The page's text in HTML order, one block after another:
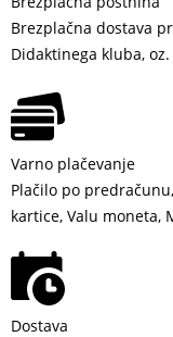
Brezplačna dostava
Didaktinega kluba,
Varno plačevanje
Plačilo po
kartice, Valu moneta,
Dostava